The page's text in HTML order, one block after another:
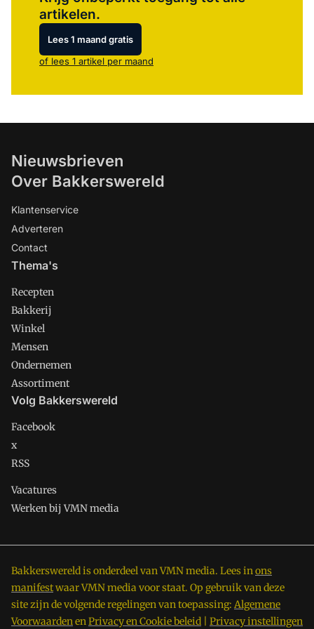
artikelen.
Lees 1 maand gratis
of lees 1 artikel per maand
Nieuwsbrieven
Over Bakkerswereld
Klantenservice
Adverteren
Contact
Thema's
Recepten
Bakkerij
Winkel
Mensen
Ondernemen
Assortiment
Volg Bakkerswereld
Facebook
x
RSS
Vacatures
Werken bij VMN media
Bakkerswereld is onderdeel van VMN media. Lees inons
manifestwaar VMN media voor staat. Op gebruik van deze
site zijn de volgende regelingen van toepassing: Algemene
VoorwaardenenPrivacy en Cookie beleid Privacy instellingen